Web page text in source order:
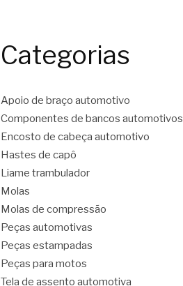
Categorias
Apoio de braço automotivo
Componentes de bancos automotivos
Encosto de cabeça automotivo
Hastes de capô
Liame trambulador
Molas
Molas de compressão
Peças automotivas
Peças estampadas
Peças para motos
Tela de assento automotiva